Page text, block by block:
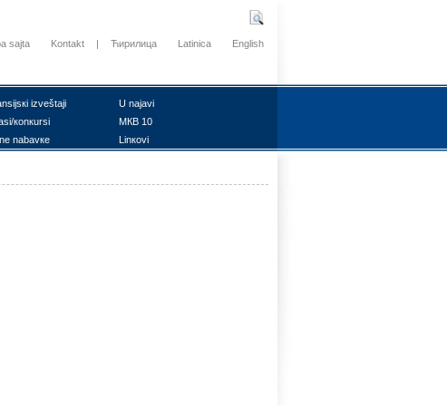
sajta Kontakt | Ћирилица Latinica English
izvеštајi
U nајаvi
коnкursi
MКB 10
nаbаvке Linкоvi